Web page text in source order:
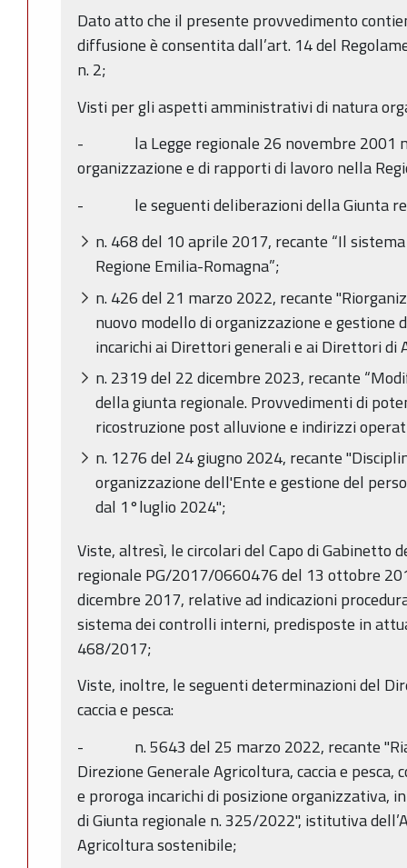
Dato atto che il presente provvedimento
diffusione è consentita dall’art. 14 del
n. 2;
Visti per gli aspetti amministrativi di natura
- la Legge regionale 26 novembre 2001 n.
organizzazione e di rapporti di lavoro nella
- le seguenti deliberazioni della Giunta
n. 468 del 10 aprile 2017, recante “Il
Regione Emilia-Romagna”;
n. 426 del 21 marzo 2022, recante
nuovo modello di organizzazione e gestione
incarichi ai Direttori generali e ai Direttori di
n. 2319 del 22 dicembre 2023, recante
della giunta regionale. Provvedimenti di
ricostruzione post alluvione e indirizzi
n. 1276 del 24 giugno 2024, recante
organizzazione dell'Ente e gestione del
dal 1°luglio 2024";
Viste, altresì, le circolari del Capo di Gabinetto
regionale PG/2017/0660476 del 13 ottobre
dicembre 2017, relative ad indicazioni
sistema dei controlli interni, predisposte in
468/2017;
Viste, inoltre, le seguenti determinazioni del
caccia e pesca:
- n. 5643 del 25 marzo 2022, recante
Direzione Generale Agricoltura, caccia e
e proroga incarichi di posizione organizzativa,
di Giunta regionale n. 325/2022", istitutiva
Agricoltura sostenibile;